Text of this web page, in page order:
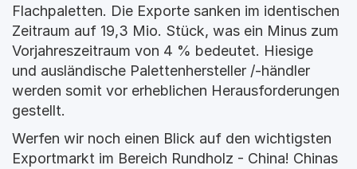
Flachpaletten. Die Exporte sanken im identischen
Zeitraum auf 19,3 Mio. Stück, was ein Minus zum
Vorjahreszeitraum von 4 % bedeutet. Hiesige
und ausländische Palettenhersteller /-händler
werden somit vor erheblichen Herausforderungen
gestellt.
Werfen wir noch einen Blick auf den wichtigsten
Exportmarkt im Bereich Rundholz - China! Chinas